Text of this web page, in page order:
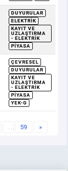
DUYURULAR
ELEKTRIK
KAYIT VE
UZLAŞTIRMA
- ELEKTRIK
PIYASA
ÇEVRESEL
DUYURULAR
KAYIT VE
UZLAŞTIRMA
- ELEKTRIK
PIYASA
YEK-G
… 59 »